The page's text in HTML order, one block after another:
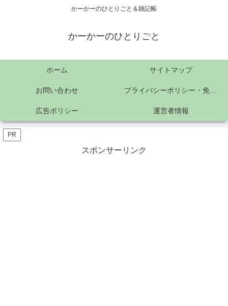
かーかーのひとりごと＆雑記帳
かーかーのひとりごと
ホーム サイトマップ
お問い合わせ プライバシーポリシー・免責事項
広告ポリシー 運営者情報
PR
スポンサーリンク